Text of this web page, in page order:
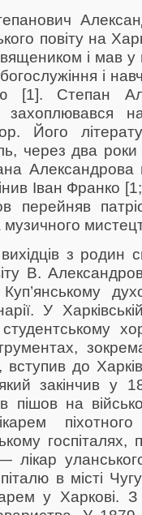
повіту на
і мав у
і
[1]. Степан
захоплювався
Його
через два роки
Іван Франко
перейняв
музичного
з родин
В.
У
вступив до
закінчив у
пішов на
госпіталях,
лікар
в місті
у